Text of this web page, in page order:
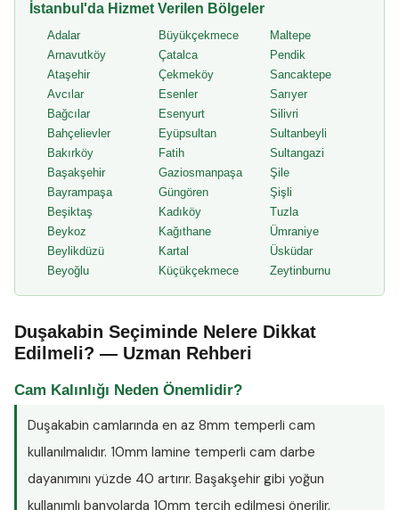
İstanbul'da Hizmet Verilen Bölgeler
Adalar
Arnavutköy
Ataşehir
Avcılar
Bağcılar
Bahçelievler
Bakırköy
Başakşehir
Bayrampaşa
Beşiktaş
Beykoz
Beylikdüzü
Beyoğlu
Büyükçekmece
Çatalca
Çekmeköy
Esenler
Esenyurt
Eyüpsultan
Fatih
Gaziosmanpaşa
Güngören
Kadıköy
Kağıthane
Kartal
Küçükçekmece
Maltepe
Pendik
Sancaktepe
Sarıyer
Silivri
Sultanbeyli
Sultangazi
Şile
Şişli
Tuzla
Ümraniye
Üsküdar
Zeytinburnu
Duşakabin Seçiminde Nelere Dikkat
Edilmeli? — Uzman Rehberi
Cam Kalınlığı Neden Önemlidir?
Duşakabin camlarında en az 8mm temperli cam
kullanılmalıdır. 10mm lamine temperli cam darbe
dayanımını yüzde 40 artırır. Başakşehir gibi yoğun
kullanımlı banyolarda 10mm tercih edilmesi önerilir.